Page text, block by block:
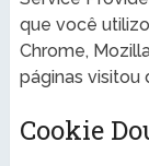
que você
Chrome,
páginas visitou
Cookie